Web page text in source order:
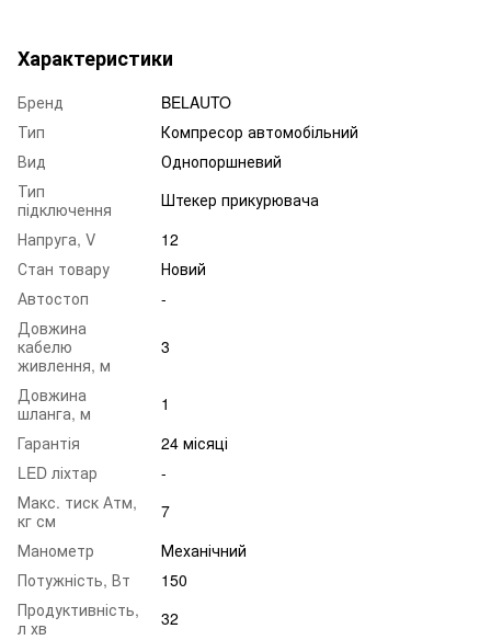
Характеристики
Бренд
BELAUTO
Тип
Компресор автомобільний
Вид
Однопоршневий
Тип
підключення
Штекер прикурювача
Напруга, V
12
Стан товару
Новий
Автостоп
-
Довжина
кабелю
живлення, м
3
Довжина
шланга, м
1
Гарантія
24 місяці
LED ліхтар
-
Макс. тиск Атм,
кг см
7
Манометр
Механічний
Потужність, Вт
150
Продуктивність,
л хв
32